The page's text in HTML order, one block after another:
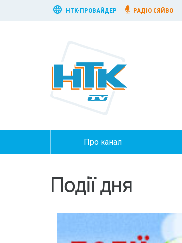
НТК-ПРОВАЙДЕР РАДІО СЯЙВО
Про канал
Події дня